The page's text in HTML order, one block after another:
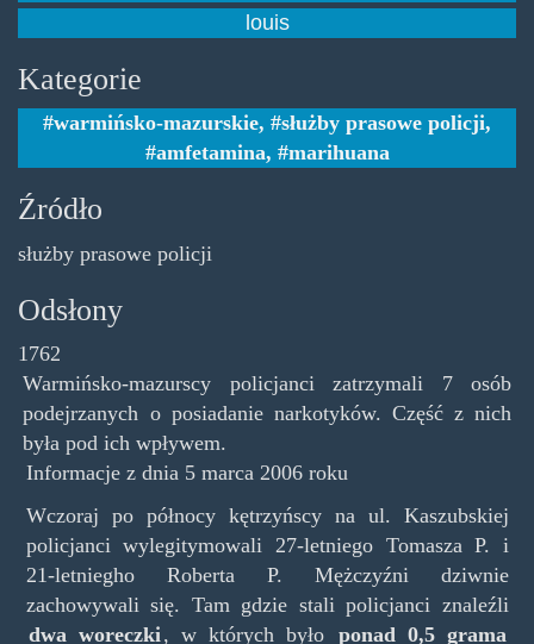
louis
Kategorie
warmińsko-mazurskie, służby prasowe policji,
amfetamina, marihuana
Źródło
służby prasowe policji
Odsłony
1762
Warmińsko-mazurscy policjanci zatrzymali 7 osób
podejrzanych o posiadanie narkotyków. Część z nich
była pod ich wpływem.
Informacje z dnia 5 marca 2006 roku
Wczoraj po północy kętrzyńscy na ul. Kaszubskiej
policjanci wylegitymowali 27-letniego Tomasza P. i
21-letniegho Roberta P. Mężczyźni dziwnie
zachowywali się. Tam gdzie stali policjanci znaleźli
dwa woreczki , w których było
ponad 0,5 grama